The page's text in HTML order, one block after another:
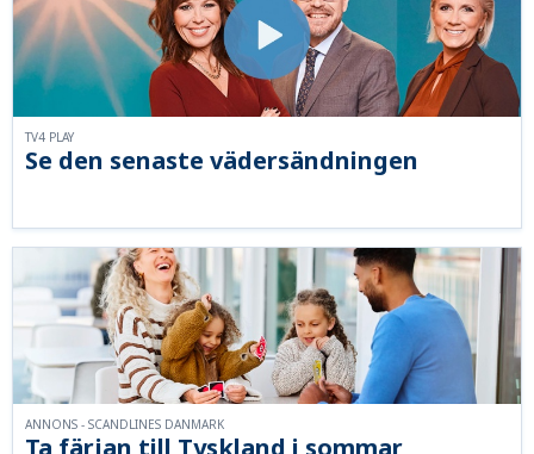
Se den senaste vädersändningen
TV4 PLAY
ANNONS - SCANDLINES DANMARK